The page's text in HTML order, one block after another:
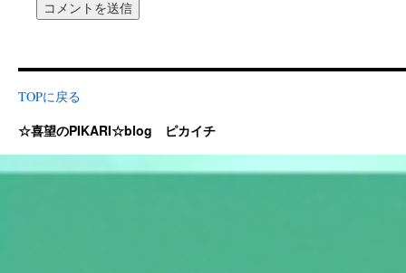
TOPに戻る
☆喜望のPIKARI☆blog ピカイチ